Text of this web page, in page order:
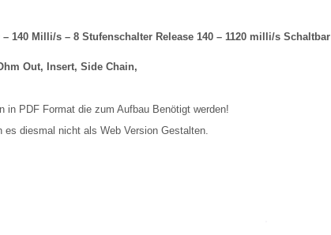
140 Milli/s – 8 Stufenschalter Release 140 – 1120 milli/s Schaltbar
Out, Insert, Side Chain,
in PDF Format die zum Aufbau Benötigt werden!
diesmal nicht als Web Version Gestalten.